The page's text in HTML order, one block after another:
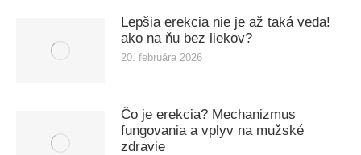
Lepšia erekcia nie je až taká veda!
ako na ňu bez liekov?
20. februára 2026
Čo je erekcia? Mechanizmus
fungovania a vplyv na mužské
zdravie